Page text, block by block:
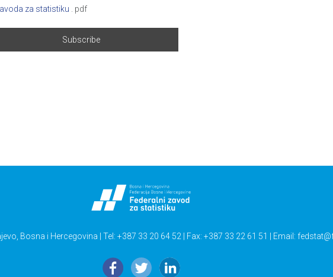
za statistiku . pdf
Bosna i Hercegovina | Tel: +387 33 20 64 52 | Fax: +387 33 22 61 51 | Email: